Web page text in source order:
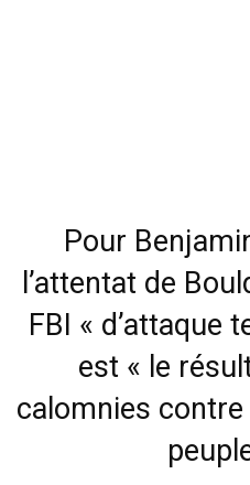
Pour
l’attentat de
FBI « d’attaque
est « le
calomnies contre